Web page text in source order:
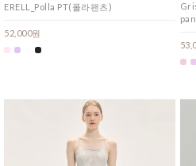
ERELL_Polla PT(폴라팬츠)
52,000원